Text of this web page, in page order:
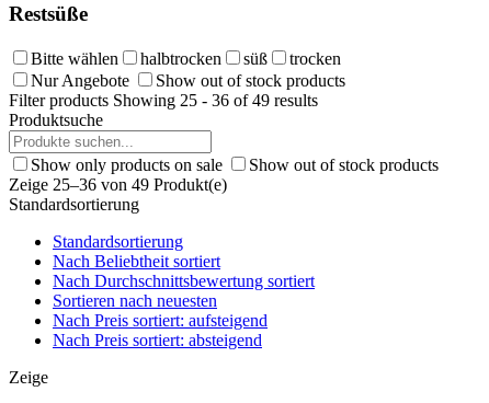
Restsüße
Bitte wählen halbtrocken süß
trocken
Nur Angebote
Show out of stock products
Filter products Showing 25 - 36 of 49 results
Produktsuche
Show only products on sale
Show out of stock products
Zeige 25–36 von 49 Produkt(e)
Standardsortierung
Standardsortierung
Nach Beliebtheit sortiert
Nach Durchschnittsbewertung sortiert
Sortieren nach neuesten
Nach Preis sortiert: aufsteigend
Nach Preis sortiert: absteigend
Zeige